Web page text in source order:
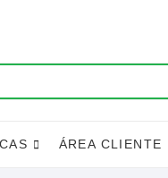
ÁREA CLIENTE